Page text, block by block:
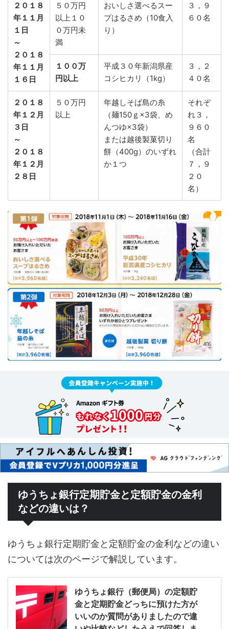
２０１８
年１１月
１日
～
２０１８
年１１月
１６日
５０万円
以上１０
０万円未
満
おいしさ選べるスー
プはるさめ（10食入
り）
３，９
６０名
１００万
円以上
平成３０年新潟県産
コシヒカリ（1kg）
３，２
４０名
２０１８
年１２月
３日
～
２０１８
年１２月
２８日
５０万円
以上
年越しそば島の糸
（麺150ｇ×3袋、め
んつゆ×3袋）
または越後製菓切り
餅（400g）のいずれ
か１つ
それぞ
れ３，
９６０
名
（合計
７，９
２０
名）
ゆうちょ銀行定期貯金と定額貯金の金利
などの違いは？
ゆうちょ銀行定期貯金と定額貯金の金利などの違い
については次のページで解説しています。
ゆうちょ銀行（郵便局）の定額貯
金と定期貯金どっちに預けた方が
いいのか質問がありましたので違